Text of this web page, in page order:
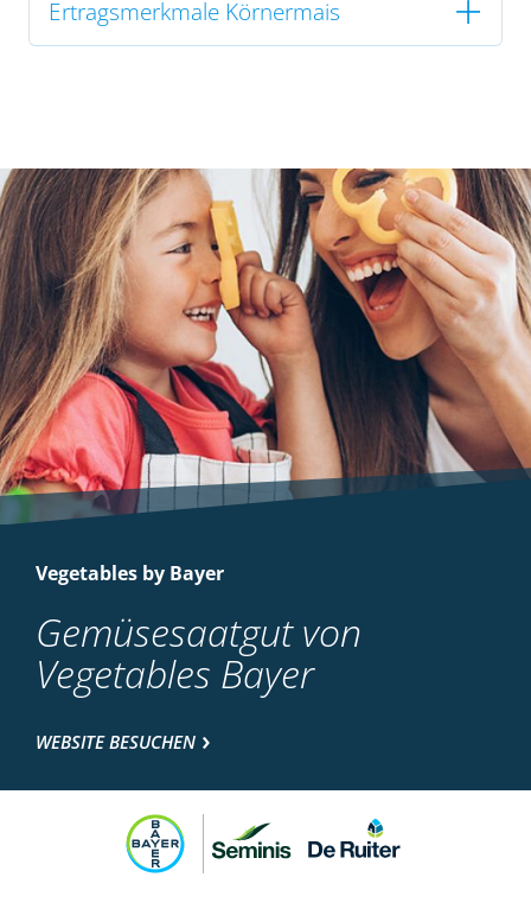
Ertragsmerkmale Körnermais
Vegetables by Bayer
Gemüsesaatgut von
Vegetables Bayer
WEBSITE BESUCHEN